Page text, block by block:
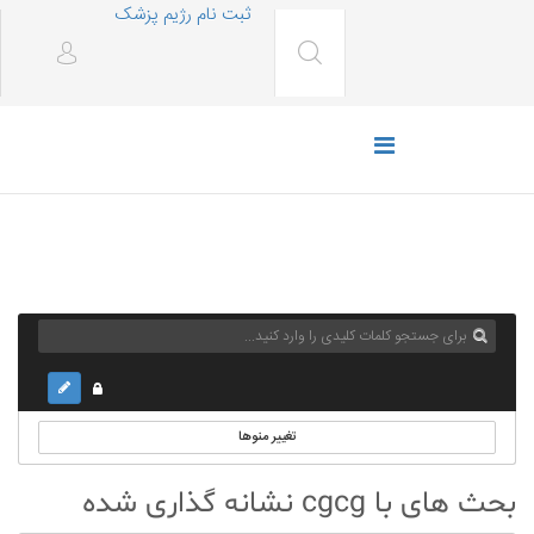
ثبت نام رژیم پزشک
تغییر منوها
بحث های با cgcg نشانه گذاری شده